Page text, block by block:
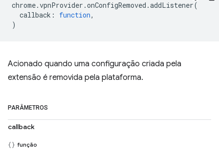
chrome.vpnProvider .onConfigRemoved .addListener(
callback : function,
)
Acionado quando uma configuração criada pela
extensão é removida pela plataforma.
PARÂMETROS
callback
função